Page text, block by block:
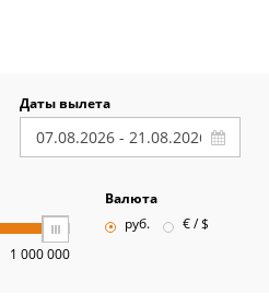
Даты вылета
1 000 000
Валюта
руб.
€ / $